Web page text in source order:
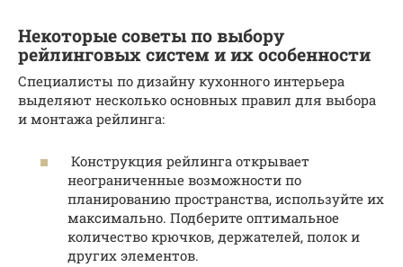
Некоторые советы по выбору
рейлинговых систем и их особенности
Специалисты по дизайну кухонного интерьера
выделяют несколько основных правил для выбора
и монтажа рейлинга:
Конструкция рейлинга открывает
неограниченные возможности по
планированию пространства, используйте их
максимально. Подберите оптимальное
количество крючков, держателей, полок и
других элементов.